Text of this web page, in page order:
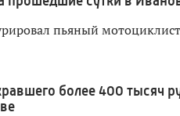
пьяный
более 400 тысяч